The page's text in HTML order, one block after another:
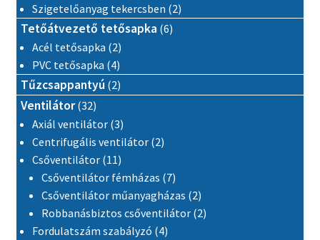
Szigetelőanyag tekercsben 22 termék
Tetőátvezető tetősapka 66 termék
Acél tetősapka 22 termék
PVC tetősapka 44 termék
Tűzcsappantyú 22 termék
Ventilátor 3232 termék
Axiál ventilátor 33 termék
Centrifugális ventilátor 22 termék
Csőventilátor 1111 termék
Csőventilátor fémházas 77 termék
Csőventilátor műanyagházas 22 termék
Robbanásbiztos csőventilátor 22 termék
Fordulatszám szabályzó 44 termék